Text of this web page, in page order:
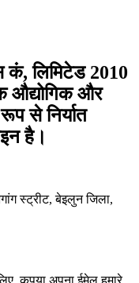
लिमिटेड 2010
औद्योगिक और
से निर्यात
है।
स्ट्रीट, बेइलुन जिला,